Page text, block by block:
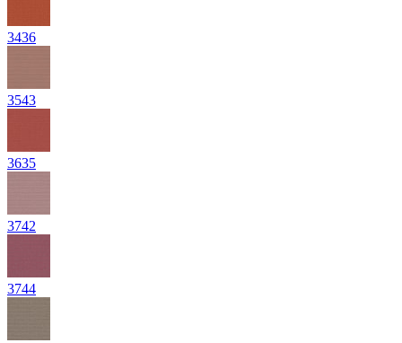
3436
3543
3635
3742
3744